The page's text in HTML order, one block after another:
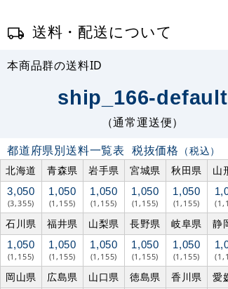
送料・配送について
本商品群の送料ID
ship_166-default
（通常運送便）
都道府県別送料一覧表 税抜価格 （税込）
北海道
青森県 岩手県 宮城県 秋田県 山
3,050
(3,355)
1,050
(1,155)
1,050
(1,155)
1,050
(1,155)
1,050
(1,155)
石川県 福井県 山梨県 長野県 岐阜県 静
1,050
(1,155)
1,050
(1,155)
1,050
(1,155)
1,050
(1,155)
1,050
(1,155)
岡山県 広島県 山口県 徳島県 香川県 愛